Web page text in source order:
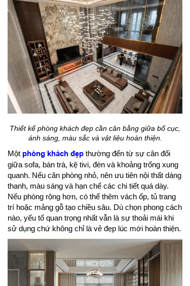
Thiết kế phòng khách đẹp cần cân bằng giữa bố cục,
ánh sáng, màu sắc và vật liệu hoàn thiện.
Một phòng khách đẹp thường đến từ sự cân đối
giữa sofa, bàn trà, kệ tivi, đèn và khoảng trống xung
quanh. Nếu căn phòng nhỏ, nên ưu tiên nội thất dáng
thanh, màu sáng và hạn chế các chi tiết quá dày.
Nếu phòng rộng hơn, có thể thêm vách ốp, tủ trang
trí hoặc mảng gỗ tạo chiều sâu. Dù chọn phong cách
nào, yếu tố quan trọng nhất vẫn là sự thoải mái khi
sử dụng chứ không chỉ là vẻ đẹp lúc mới hoàn thiện.